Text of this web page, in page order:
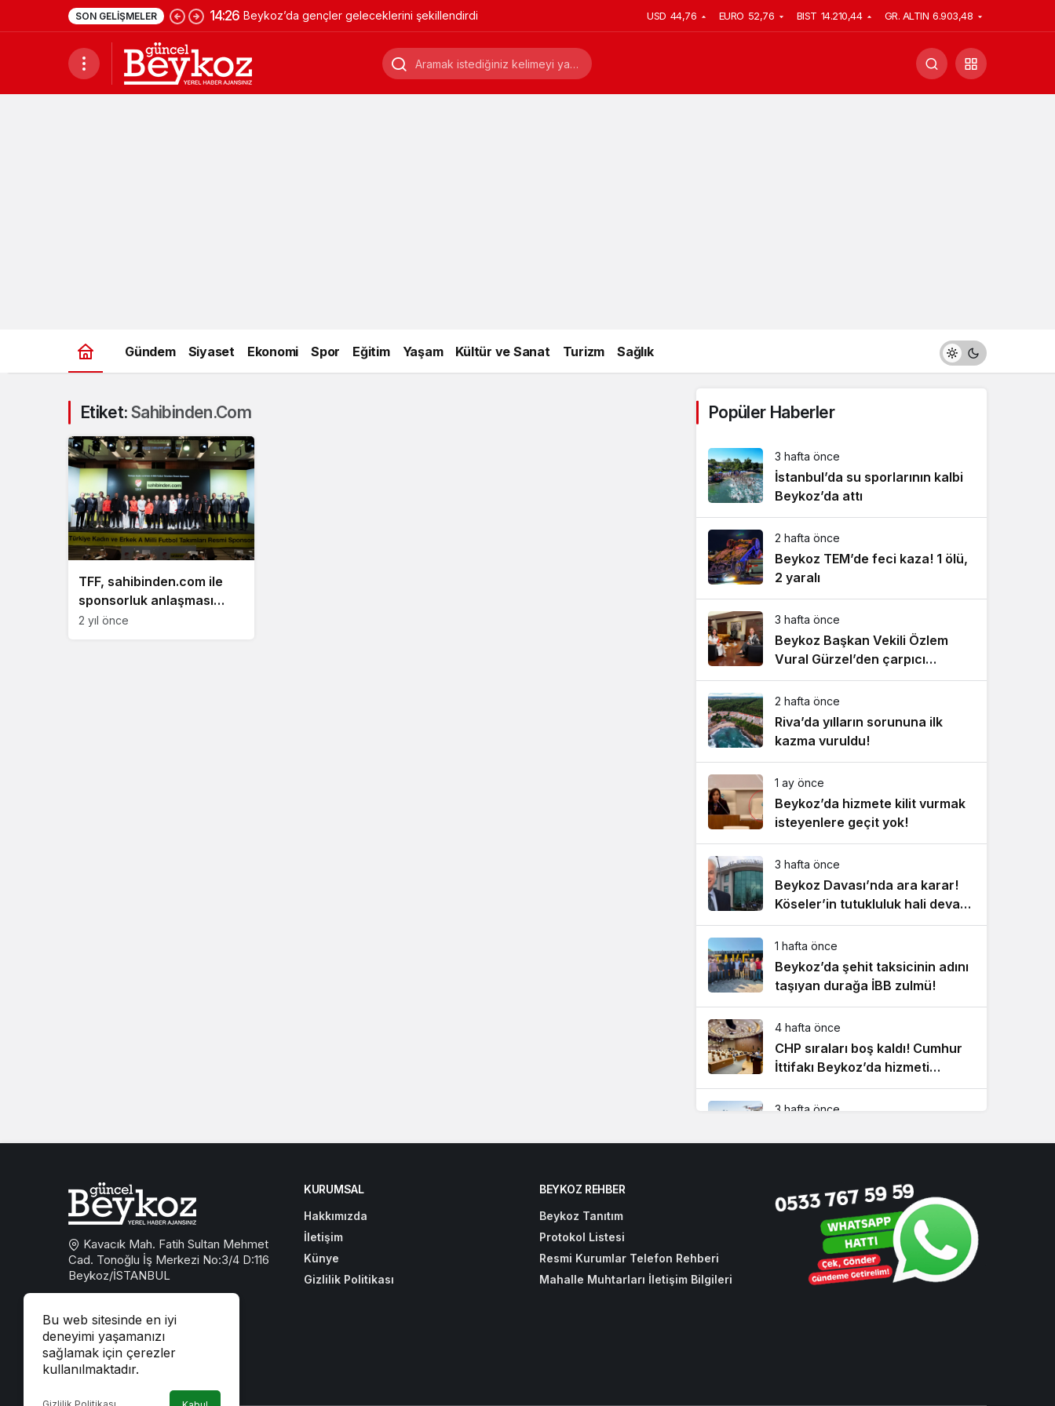
SON GELIŞMELER 14:26 Beykoz’da gençler geleceklerini şekillendirdi USD 44,76 EURO 52,76 BIST 14.210,44 GR. ALTIN 6.903,48
Gündem Siyaset Ekonomi Spor Eğitim Yaşam Kültür ve Sanat Turizm Sağlık
Etiket: Sahibinden.com
TFF, sahibinden.com ile
sponsorluk anlaşması
yaptı
2 yıl önce
Popüler Haberler
3 hafta önce
İstanbul’da su sporlarının kalbi
Beykoz’da attı
2 hafta önce
Beykoz TEM’de feci kaza! 1 ölü,
2 yaralı
3 hafta önce
Beykoz Başkan Vekili Özlem
Vural Gürzel’den çarpıcı
açıklamalar!
2 hafta önce
Riva’da yılların sorununa ilk
kazma vuruldu!
1 ay önce
Beykoz’da hizmete kilit vurmak
isteyenlere geçit yok!
3 hafta önce
Beykoz Davası’nda ara karar!
Köseler’in tutukluluk hali devam
ediyor!
1 hafta önce
Beykoz’da şehit taksicinin adını
taşıyan durağa İBB zulmü!
4 hafta önce
CHP sıraları boş kaldı! Cumhur
İttifakı Beykoz’da hizmeti
aksattırmadı
3 hafta önce
1 hafta önce
Beykoz’a nefesleri kesecek dev
yatırım!
Bu web sitesinde en iyi
deneyimi yaşamanızı
sağlamak için çerezler
kullanılmaktadır.
Kavacık Mah. Fatih Sultan Mehmet
Cad. Tonoğlu İş Merkezi No:3/4 D:116
Beykoz/İSTANBUL
beykozguncel@gmail.com
iletisim@beykozguncel.com
KURUMSAL
Hakkımızda
İletişim
Künye
Gizlilik Politikası
BEYKOZ REHBER
Beykoz Tanıtım
Protokol Listesi
Resmi Kurumlar Telefon Rehberi
Mahalle Muhtarları İletişim Bilgileri